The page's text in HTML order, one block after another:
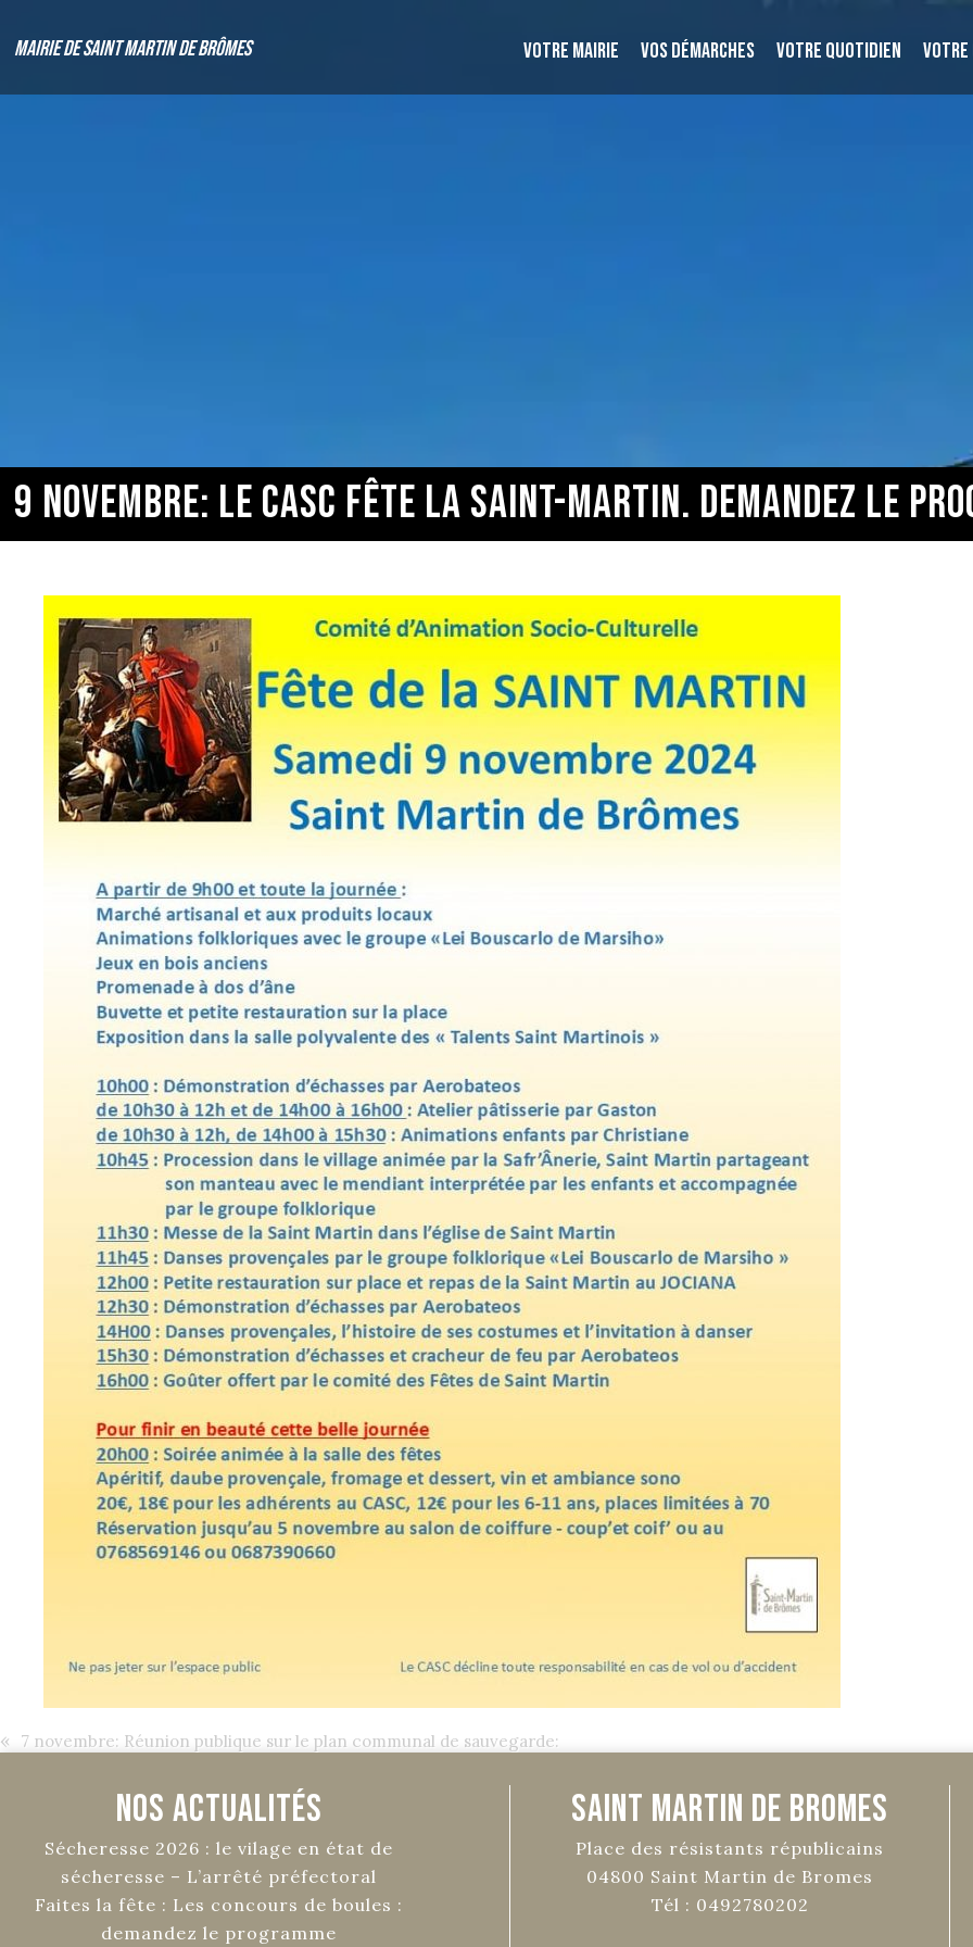
Mairie de Saint Martin de Brômes VOTRE MAIRIE VOS DÉMARCHES VOTRE QUOTIDIEN VOTRE
9 NOVEMBRE: LE CASC FÊTE LA SAINT-MARTIN. DEMANDEZ LE
« 7 novembre: Réunion publique sur le plan communal de sauvegarde:
Nos Actualités
Sécheresse 2026 : le vilage en état de
sécheresse – L’arrêté préfectoral
Faites la fête : Les concours de boules :
demandez le programme
Saint Martin de Bromes
Place des résistants républicains
04800 Saint Martin de Bromes
Tél : 0492780202